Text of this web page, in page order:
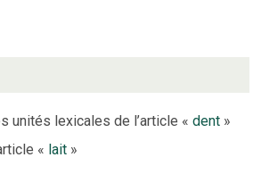
unités lexicales de l’article «dent »
« lait »